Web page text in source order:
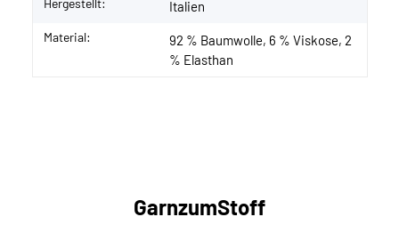
Hergestellt: Italien
Material:
92 % Baumwolle, 6 % Viskose, 2
% Elasthan
GarnzumStoff